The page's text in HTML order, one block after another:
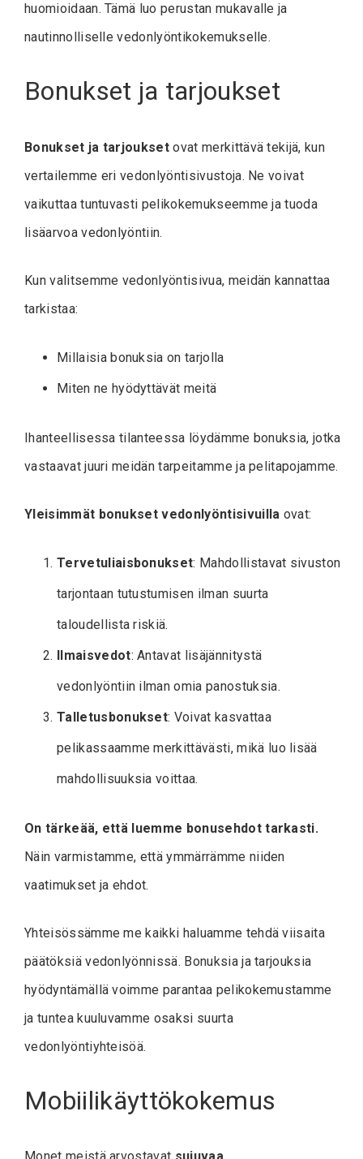
huomioidaan. Tämä luo perustan mukavalle ja
nautinnolliselle vedonlyöntikokemukselle.
Bonukset ja tarjoukset
Bonukset ja tarjoukset ovat merkittävä tekijä, kun
vertailemme eri vedonlyöntisivustoja. Ne voivat
vaikuttaa tuntuvasti pelikokemukseemme ja tuoda
lisäarvoa vedonlyöntiin.
Kun valitsemme vedonlyöntisivua, meidän kannattaa
tarkistaa:
Millaisia bonuksia on tarjolla
Miten ne hyödyttävät meitä
Ihanteellisessa tilanteessa löydämme bonuksia, jotka
vastaavat juuri meidän tarpeitamme ja pelitapojamme.
Yleisimmät bonukset vedonlyöntisivuilla ovat:
Tervetuliaisbonukset: Mahdollistavat sivuston
tarjontaan tutustumisen ilman suurta
taloudellista riskiä.
Ilmaisvedot: Antavat lisäjännitystä
vedonlyöntiin ilman omia panostuksia.
Talletusbonukset: Voivat kasvattaa
pelikassaamme merkittävästi, mikä luo lisää
mahdollisuuksia voittaa.
On tärkeää, että luemme bonusehdot tarkasti.
Näin varmistamme, että ymmärrämme niiden
vaatimukset ja ehdot.
Yhteisössämme me kaikki haluamme tehdä viisaita
päätöksiä vedonlyönnissä. Bonuksia ja tarjouksia
hyödyntämällä voimme parantaa pelikokemustamme
ja tuntea kuuluvamme osaksi suurta
vedonlyöntiyhteisöä.
Mobiilikäyttökokemus